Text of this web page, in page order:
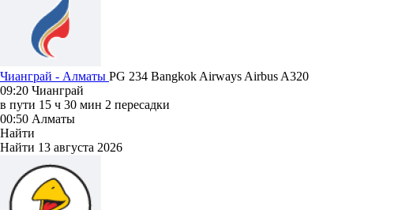
Чианграй - Алматы PG 234 Bangkok Airways Airbus A320
09:20 Чианграй
в пути 15 ч 30 мин 2 пересадки
00:50 Алматы
Найти
Найти 13 августа 2026